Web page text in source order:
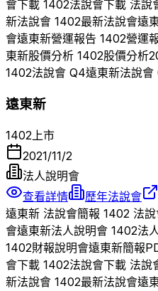
會下載 1402法說會下載 法說
新法說會 1402最新法說會遠
會遠東新營運報告 1402營運
東新股價分析 1402股價分析
1402法說會 Q4遠東新法說會
遠東新
1402上市
2021/11/2
法人說明會
查看詳情
歷年法說會
遠東新 法說會簡報 1402 法
會遠東新法人說明會 1402法
1402財報說明會遠東新簡報
會下載 1402法說會下載 法說
新法說會 1402最新法說會遠